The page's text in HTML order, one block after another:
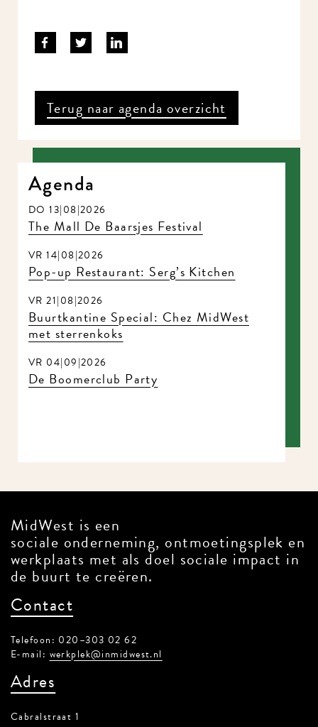
Terug naar agenda overzicht
Agenda
DO 13|08|2026
The Mall De Baarsjes Festival
VR 14|08|2026
Pop-up Restaurant: Serg’s Kitchen
VR 21|08|2026
Buurtkantine Special: Chez MidWest
met sterrenkoks
VR 04|09|2026
De Boomerclub Party
MidWest is een
sociale onderneming, ontmoetingsplek en
werkplaats met als doel sociale impact in
de buurt te creëren.
Contact
Telefoon: 020–303 02 62
E-mail: werkplek@inmidwest.nl
Adres
Cabralstraat 1